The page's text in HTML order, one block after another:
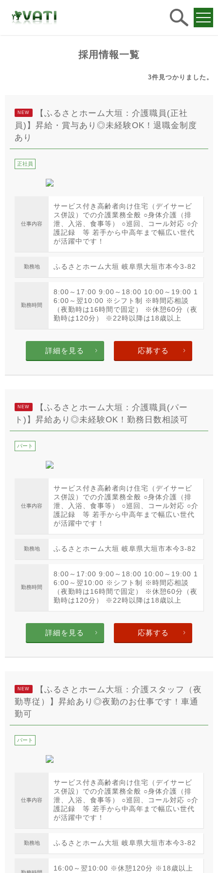
採用情報一覧
3件 見つかりました。
NEW
【ふるさとホーム大垣：介護職員(正社
員)】昇給・賞与あり◎未経験OK！退職金制度
あり
正社員
仕事内容
サービス付き高齢者向け住宅（デイサービ
ス併設）での介護業務全般 ○身体介護（排
泄、入浴、食事等） ○巡回、コール対応 ○介
護記録 等 若手から中高年まで幅広い世代
が活躍中です！
勤務地 ふるさとホーム大垣 岐阜県大垣市本今3-82
勤務時間
8:00～17:00 9:00～18:00 10:00～19:00 1
6:00～翌10:00 ※シフト制 ※時間応相談
（夜勤時は16時間で固定） ※休憩60分（夜
勤時は120分） ※22時以降は18歳以上
詳細を見る 応募する
NEW
【ふるさとホーム大垣：介護職員(パー
ト)】昇給あり◎未経験OK！勤務日数相談可
パート
仕事内容
サービス付き高齢者向け住宅（デイサービ
ス併設）での介護業務全般 ○身体介護（排
泄、入浴、食事等） ○巡回、コール対応 ○介
護記録 等 若手から中高年まで幅広い世代
が活躍中です！
勤務地 ふるさとホーム大垣 岐阜県大垣市本今3-82
勤務時間
8:00～17:00 9:00～18:00 10:00～19:00 1
6:00～翌10:00 ※シフト制 ※時間応相談
（夜勤時は16時間で固定） ※休憩60分（夜
勤時は120分） ※22時以降は18歳以上
詳細を見る 応募する
NEW
【ふるさとホーム大垣：介護スタッフ（夜
勤専従）】昇給あり◎夜勤のお仕事です！車通
勤可
パート
仕事内容
サービス付き高齢者向け住宅（デイサービ
ス併設）での介護業務全般 ○身体介護（排
泄、入浴、食事等） ○巡回、コール対応 ○介
護記録 等 若手から中高年まで幅広い世代
が活躍中です！
勤務地 ふるさとホーム大垣 岐阜県大垣市本今3-82
16:00～翌10:00 ※休憩120分 ※18歳以上